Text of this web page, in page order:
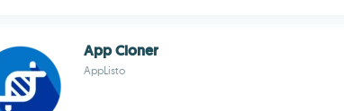
App Cloner
AppListo